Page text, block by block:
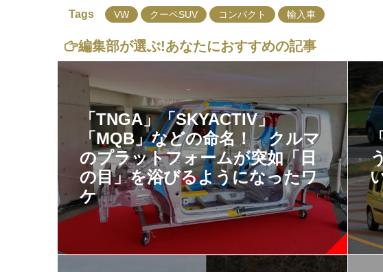
Tags VW クーペSUV コンパクト 輸入車
編集部が選ぶ!あなたにおすすめの記事
「TNGA」「SKYACTIV」
「MQB」などの命名！ クルマ
のプラットフォームが突如「日
の目」を浴びるようになったワ
ケ